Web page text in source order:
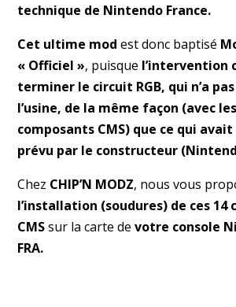
technique de Nintendo France.
Cet ultime mod est donc baptisé
« Officiel », puisque l’intervention
terminer le circuit RGB, qui n’a
l’usine, de la même façon (avec
composants CMS) que ce qui
prévu par le constructeur
Chez CHIP’N MODZ, nous vous
l’installation (soudures) de ces 14
CMSsur la carte de votre console
FRA.